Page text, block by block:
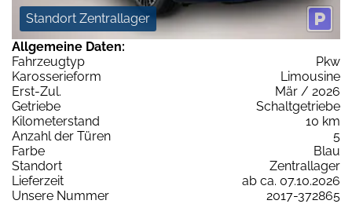
Standort Zentrallager
Allgemeine Daten:
Fahrzeugtyp
Pkw
Karosserieform
Limousine
Erst-Zul.
Mär / 2026
Getriebe
Schaltgetriebe
Kilometerstand
10 km
Anzahl der Türen
5
Farbe
Blau
Standort
Zentrallager
Lieferzeit
ab ca. 07.10.2026
Unsere Nummer
2017-372865